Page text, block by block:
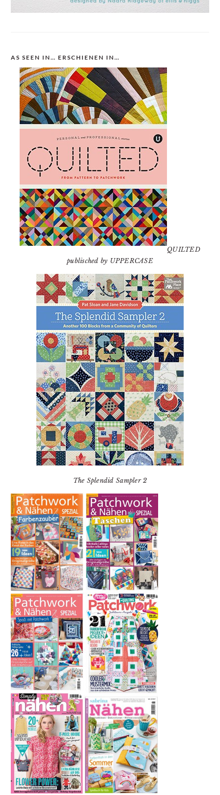
AS SEEN IN… ERSCHIENEN IN…
QUILTED
publisched by UPPERCASE
The Splendid Sampler 2